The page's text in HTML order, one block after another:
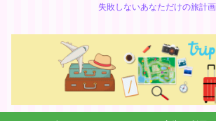
失敗しないあなただけの旅計画